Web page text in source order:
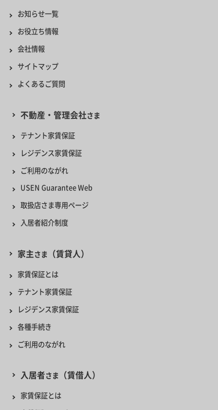
お知らせ一覧
お役立ち情報
会社情報
サイトマップ
よくあるご質問
不動産・管理会社さま
テナント家賃保証
レジデンス家賃保証
ご利用のながれ
USEN Guarantee Web
取扱店さま専用ページ
入居者紹介制度
家主さま （賃貸人）
家賃保証とは
テナント家賃保証
レジデンス家賃保証
各種手続き
ご利用のながれ
入居者さま （賃借人）
家賃保証とは